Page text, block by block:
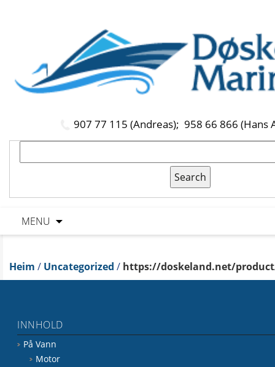
907 77 115 (Andreas); 958 66 866 (Hans
MENU
Heim / Uncategorized / https://doskeland.net/
INNHOLD
På Vann
Motor